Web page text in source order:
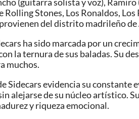
(guitarra solista y voz),
Rolling Stones, Los Ronaldos,
del distrito madrileño de
ha sido marcada por un
la ternura de sus baladas. Su
muchos.
Sidecars evidencia su
alejarse de su núcleo artístico.
y riqueza emocional.